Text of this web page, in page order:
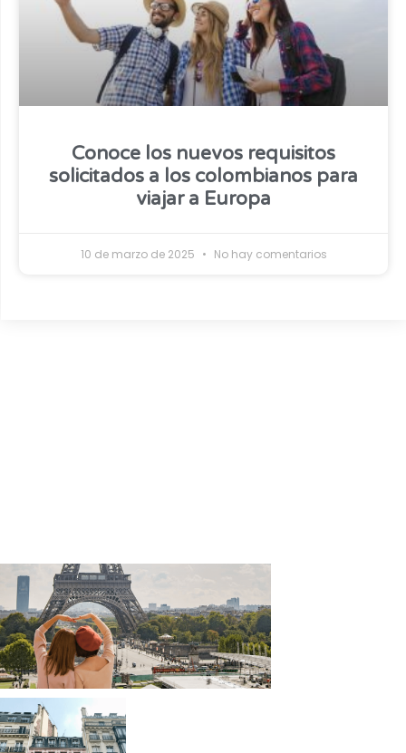
Conoce los nuevos requisitos
solicitados a los colombianos para
viajar a Europa
10 de marzo de 2025 No hay comentarios